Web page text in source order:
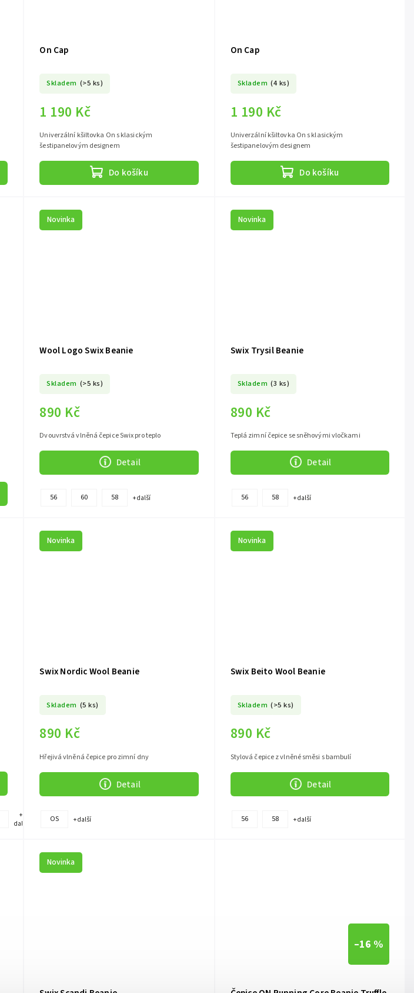
On Cap
Skladem (>5 ks)
1 190 Kč
Do košíku
Univerzální kšiltovka On s klasickým
šestipanelovým designem
On Cap
Skladem (4 ks)
1 190 Kč
Do košíku
Univerzální kšiltovka On s klasickým
šestipanelovým designem
Novinka
Wool Logo Swix Beanie
Skladem (>5 ks)
890 Kč
Detail
Dvouvrstvá vlněná čepice Swix pro teplo
56 60 58 + další
Novinka
Swix Trysil Beanie
Skladem (3 ks)
890 Kč
Detail
Teplá zimní čepice se sněhovými vločkami
56 58 + další
+
další
Novinka
Swix Nordic Wool Beanie
Skladem (5 ks)
890 Kč
Detail
Hřejivá vlněná čepice pro zimní dny
OS + další
Novinka
Swix Beito Wool Beanie
Skladem (>5 ks)
890 Kč
Detail
Stylová čepice z vlněné směsi s bambulí
56 58 + další
Novinka
–16 %